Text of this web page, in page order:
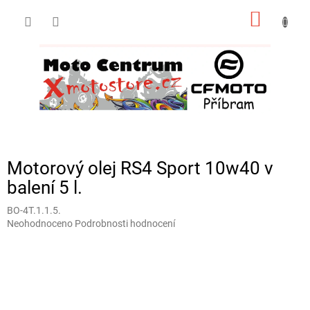
Motorový olej RS4 Sport 10w40 v
balení 5 l.
BO-4T.1.1.5.
Průměrné
Neohodnoceno Podrobnosti hodnocení